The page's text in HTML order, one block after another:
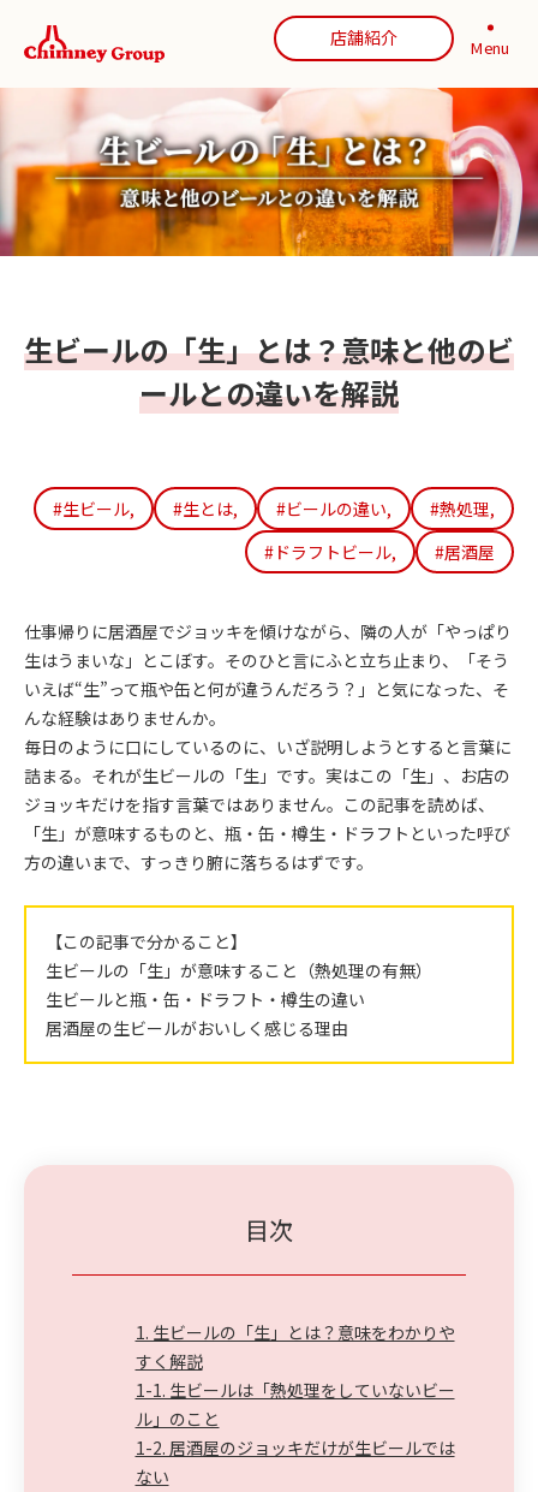
店舗紹介 Menu
生ビールの「生」とは？意味と他のビ
ールとの違いを解説
#生ビール, #生とは, #ビールの違い,
#熱処理,
#ドラフトビール,
#居酒屋
仕事帰りに居酒屋でジョッキを傾けながら、隣の人が「やっぱり
生はうまいな」とこぼす。そのひと言にふと立ち止まり、「そう
いえば“生”って瓶や缶と何が違うんだろう？」と気になった、そ
んな経験はありませんか。
毎日のように口にしているのに、いざ説明しようとすると言葉に
詰まる。それが生ビールの「生」です。実はこの「生」、お店の
ジョッキだけを指す言葉ではありません。この記事を読めば、
「生」が意味するものと、瓶・缶・樽生・ドラフトといった呼び
方の違いまで、すっきり腑に落ちるはずです。
【この記事で分かること】
生ビールの「生」が意味すること（熱処理の有無）
生ビールと瓶・缶・ドラフト・樽生の違い
居酒屋の生ビールがおいしく感じる理由
目次
1. 生ビールの「生」とは？意味をわかりや
すく解説
1-1. 生ビールは「熱処理をしていないビー
ル」のこと
1-2. 居酒屋のジョッキだけが生ビールでは
ない